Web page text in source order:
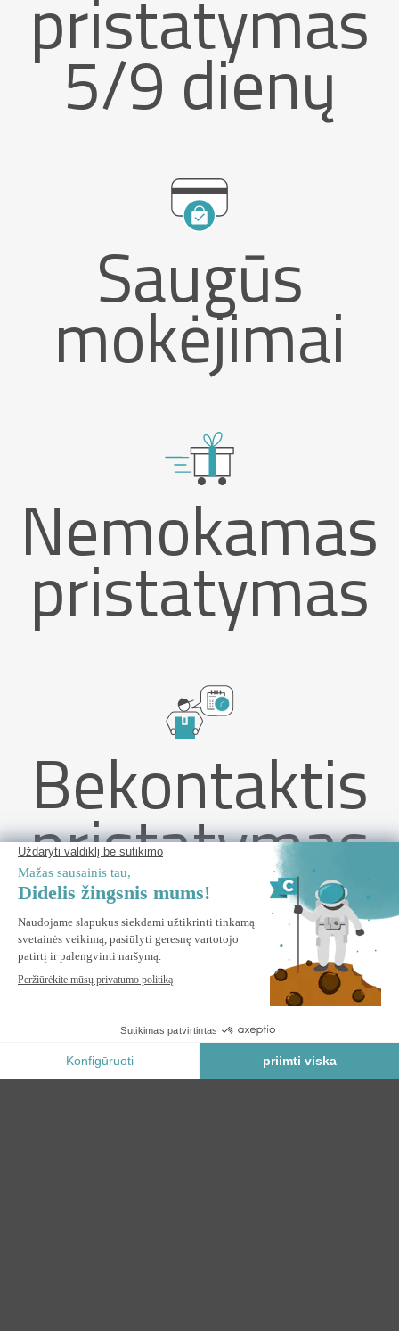
pristatymas
5/9 dienų
Saugūs
mokėjimai
Nemokamas
pristatymas
Bekontaktis
pristatymas
VECCHIO 2,5x2 m pilkas monoblokinis markizė su lubų
tvirtinimu
Į KREPŠELĮ
Saugus Mokėjimas